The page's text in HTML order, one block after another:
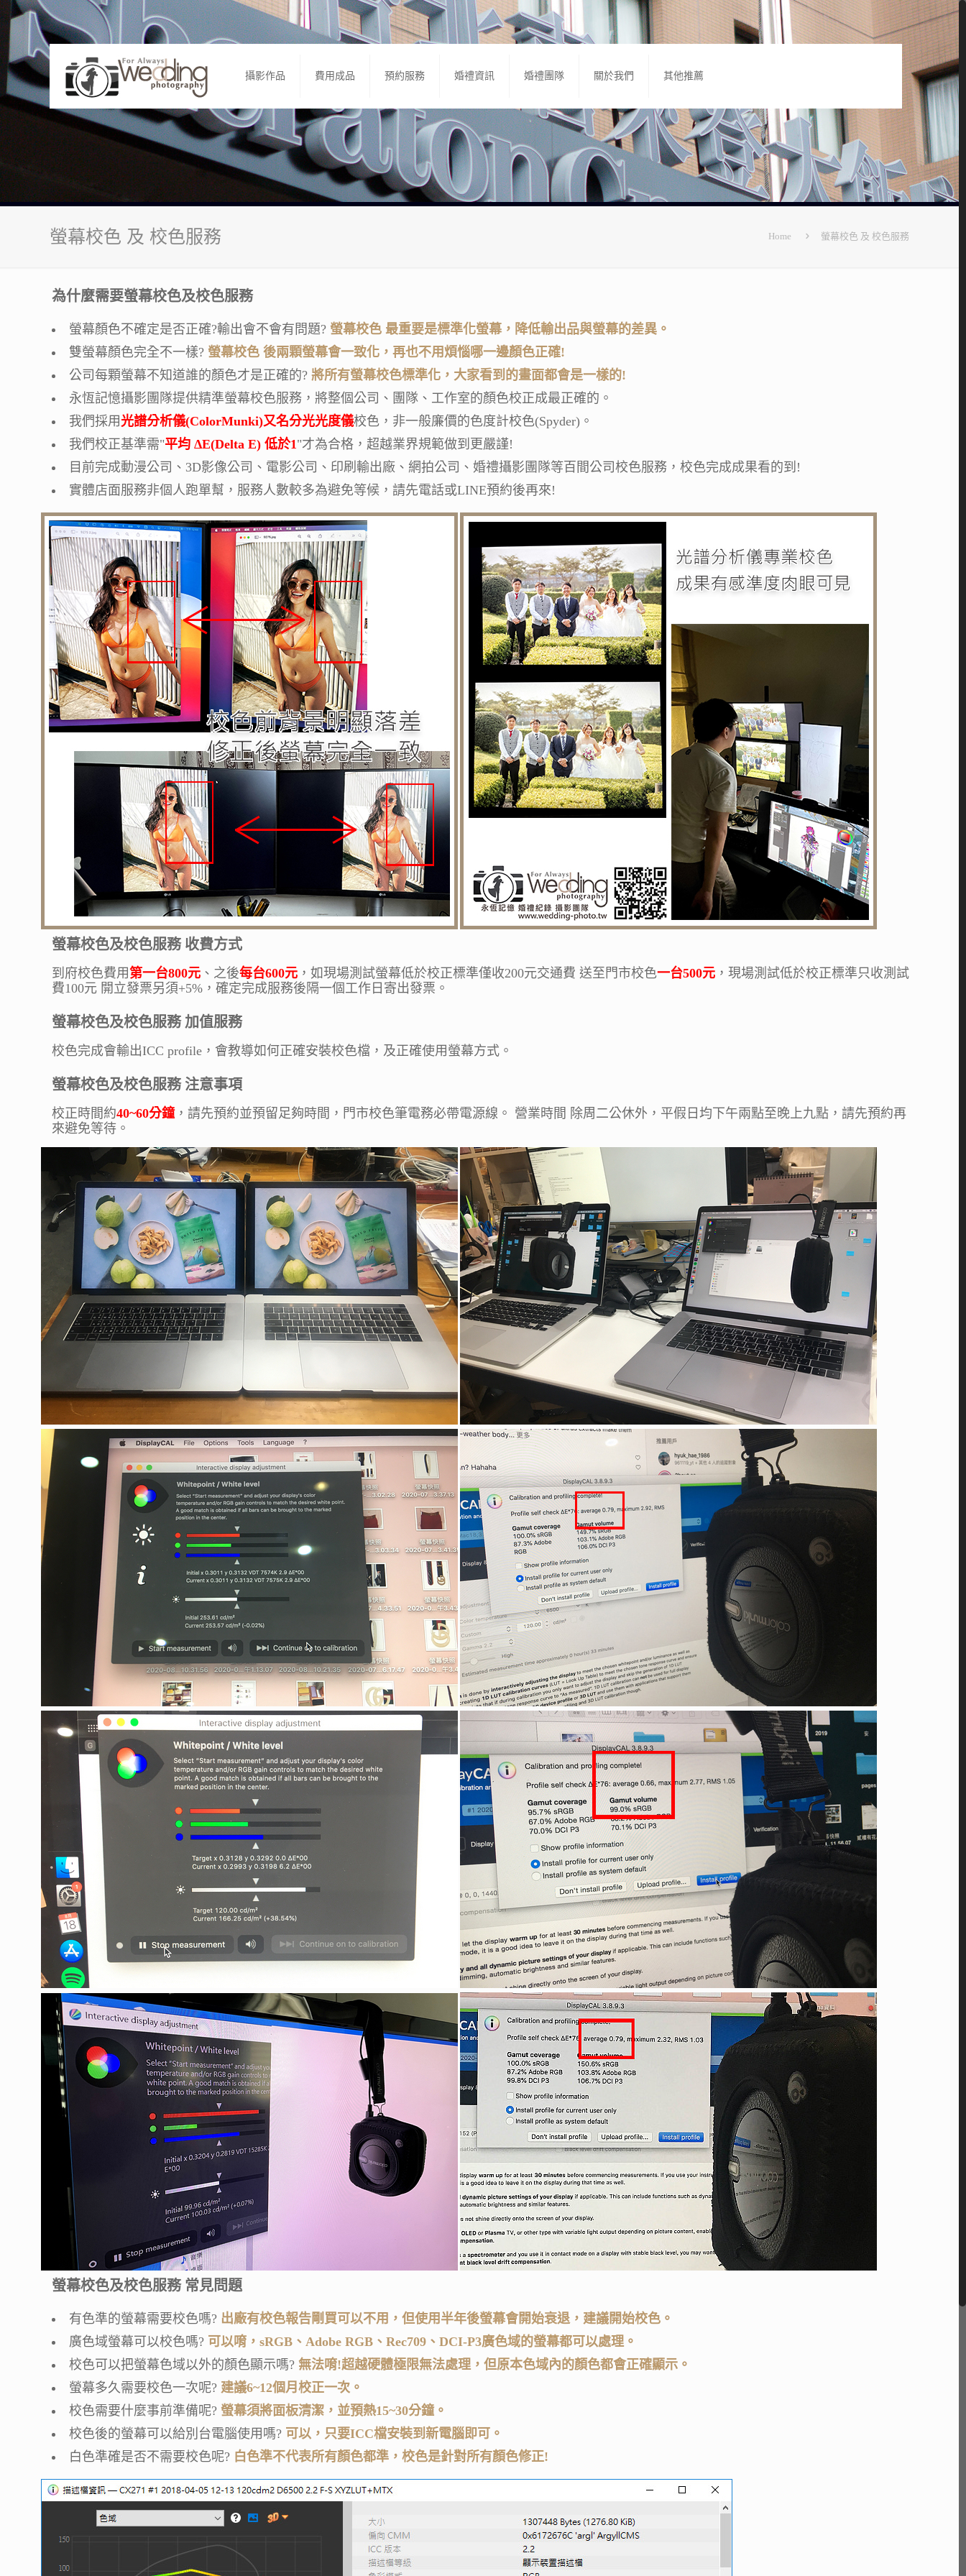
攝影作品 費用成品 預約服務 婚禮資訊 婚禮團隊 關於我們 其他推薦
螢幕校色 及 校色服務 Home 螢幕校色 及 校色服務
為什麼需要螢幕校色及校色服務
螢幕顏色不確定是否正確?輸出會不會有問題? 螢幕校色 最重要是標準化螢幕，降低輸出品與螢幕的差異。
雙螢幕顏色完全不一樣? 螢幕校色 後兩顆螢幕會一致化，再也不用煩惱哪一邊顏色正確!
公司每顆螢幕不知道誰的顏色才是正確的? 將所有螢幕校色標準化，大家看到的畫面都會是一樣的!
永恆記憶攝影團隊提供精準螢幕校色服務，將整個公司、團隊、工作室的顏色校正成最正確的。
我們採用 光譜分析儀(ColorMunki)又名分光光度儀校色，非一般廉價的色度計校色(Spyder)。
我們校正基準需"平均 ΔE(Delta E) 低於1"才為合格，超越業界規範做到更嚴謹!
目前完成動漫公司、3D影像公司、電影公司、印刷輸出廠、網拍公司、婚禮攝影團隊等百間公司校色服務，校色完成成果看的到!
實體店面服務非個人跑單幫，服務人數較多為避免等候，請先電話或LINE預約後再來!
螢幕校色及校色服務 收費方式
到府校色費用第一台800元 、之後每台600元 ，如現場測試螢幕低於校正標準僅收200元交通費 送至門市校色一台500元 ，現場測試低於校正標準只收測試
費100元 開立發票另須+5%，確定完成服務後隔一個工作日寄出發票。
螢幕校色及校色服務 加值服務
校色完成會輸出ICC profile，會教導如何正確安裝校色檔，及正確使用螢幕方式。
螢幕校色及校色服務 注意事項
校正時間約40~60分鐘，請先預約並預留足夠時間，門市校色筆電務必帶電源線。 營業時間 除周二公休外，平假日均下午兩點至晚上九點，請先預約再
來避免等待。
螢幕校色及校色服務 常見問題
有色準的螢幕需要校色嗎? 出廠有校色報告剛買可以不用，但使用半年後螢幕會開始衰退，建議開始校色。
廣色域螢幕可以校色嗎? 可以唷，sRGB、Adobe RGB、Rec709、DCI-P3廣色域的螢幕都可以處理。
校色可以把螢幕色域以外的顏色顯示嗎? 無法唷!超越硬體極限無法處理，但原本色域內的顏色都會正確顯示。
螢幕多久需要校色一次呢? 建議6~12個月校正一次。
校色需要什麼事前準備呢? 螢幕須將面板清潔，並預熱15~30分鐘。
校色後的螢幕可以給別台電腦使用嗎? 可以，只要ICC檔安裝到新電腦即可。
白色準確是否不需要校色呢? 白色準不代表所有顏色都準，校色是針對所有顏色修正!